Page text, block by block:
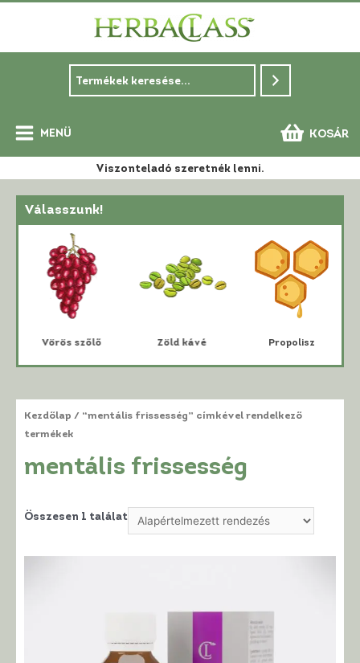
Main
MENÜ KOSÁR
Viszonteladó szeretnék lenni.
Válasszunk!
Vörös szőlő Zöld kávé Propolisz
Kezdőlap / “mentális frissesség” címkével rendelkező
termékek
mentális frissesség
Összesen 1 találat